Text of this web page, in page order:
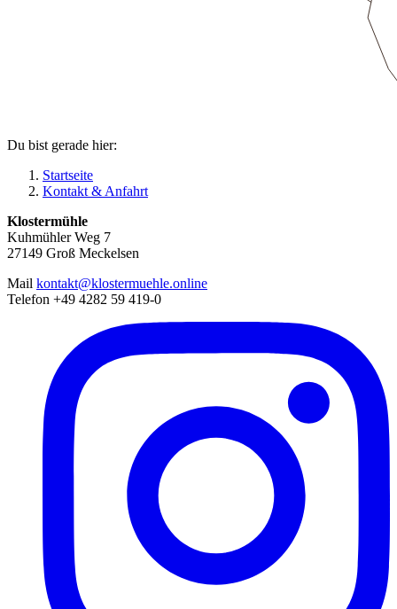
Du bist gerade hier:
Startseite
Kontakt & Anfahrt
Klostermühle
Kuhmühler Weg 7
27149 Groß Meckelsen
Mail kontakt@klostermuehle.online
Telefon +49 4282 59 419-0